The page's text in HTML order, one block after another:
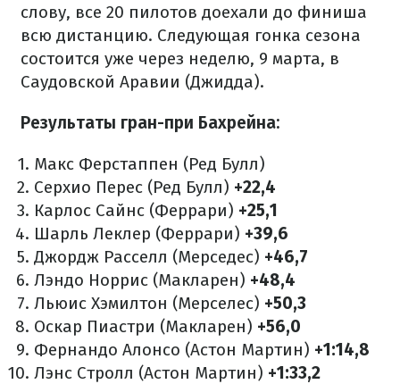
слову, все 20 пилотов доехали до финиша
всю дистанцию. Следующая гонка сезона
состоится уже через неделю, 9 марта, в
Саудовской Аравии (Джидда).
Результаты гран-при Бахрейна:
Макс Ферстаппен (Ред Булл)
Серхио Перес (Ред Булл) +22,4
Карлос Сайнс (Феррари) +25,1
Шарль Леклер (Феррари) +39,6
Джордж Расселл (Мерседес) +46,7
Лэндо Норрис (Макларен) +48,4
Льюис Хэмилтон (Мерселес) +50,3
Оскар Пиастри (Макларен) +56,0
Фернандо Алонсо (Астон Мартин) +1:14,8
Лэнс Стролл (Астон Мартин) +1:33,2